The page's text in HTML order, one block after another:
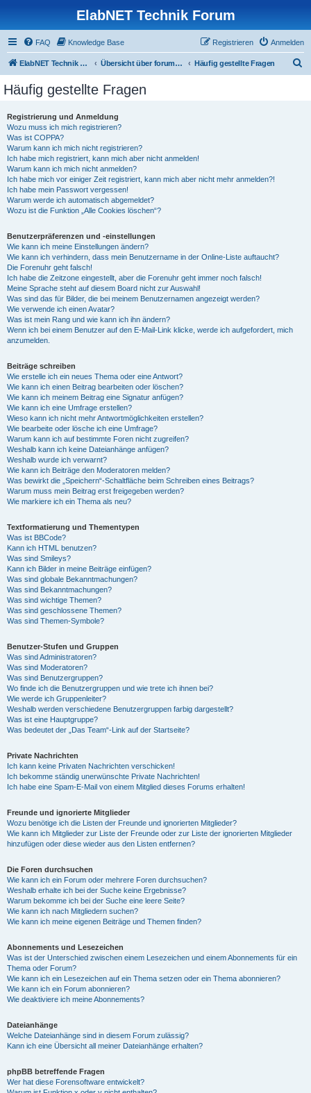
ElabNET Technik Forum
FAQ Knowledge Base Anmelden
Registrieren
ElabNET Technik Forum Übersicht über forum.timberwolf.io Häufig gestellte Fragen
Häufig gestellte Fragen
Registrierung und Anmeldung
Wozu muss ich mich registrieren?
Was ist COPPA?
Warum kann ich mich nicht registrieren?
Ich habe mich registriert, kann mich aber nicht anmelden!
Warum kann ich mich nicht anmelden?
Ich habe mich vor einiger Zeit registriert, kann mich aber nicht mehr anmelden?!
Ich habe mein Passwort vergessen!
Warum werde ich automatisch abgemeldet?
Wozu ist die Funktion „Alle Cookies löschen“?
Benutzerpräferenzen und -einstellungen
Wie kann ich meine Einstellungen ändern?
Wie kann ich verhindern, dass mein Benutzername in der Online-Liste auftaucht?
Die Forenuhr geht falsch!
Ich habe die Zeitzone eingestellt, aber die Forenuhr geht immer noch falsch!
Meine Sprache steht auf diesem Board nicht zur Auswahl!
Was sind das für Bilder, die bei meinem Benutzernamen angezeigt werden?
Wie verwende ich einen Avatar?
Was ist mein Rang und wie kann ich ihn ändern?
Wenn ich bei einem Benutzer auf den E-Mail-Link klicke, werde ich aufgefordert, mich
anzumelden.
Beiträge schreiben
Wie erstelle ich ein neues Thema oder eine Antwort?
Wie kann ich einen Beitrag bearbeiten oder löschen?
Wie kann ich meinem Beitrag eine Signatur anfügen?
Wie kann ich eine Umfrage erstellen?
Wieso kann ich nicht mehr Antwortmöglichkeiten erstellen?
Wie bearbeite oder lösche ich eine Umfrage?
Warum kann ich auf bestimmte Foren nicht zugreifen?
Weshalb kann ich keine Dateianhänge anfügen?
Weshalb wurde ich verwarnt?
Wie kann ich Beiträge den Moderatoren melden?
Was bewirkt die „Speichern“-Schaltfläche beim Schreiben eines Beitrags?
Warum muss mein Beitrag erst freigegeben werden?
Wie markiere ich ein Thema als neu?
Textformatierung und Thementypen
Was ist BBCode?
Kann ich HTML benutzen?
Was sind Smileys?
Kann ich Bilder in meine Beiträge einfügen?
Was sind globale Bekanntmachungen?
Was sind Bekanntmachungen?
Was sind wichtige Themen?
Was sind geschlossene Themen?
Was sind Themen-Symbole?
Benutzer-Stufen und Gruppen
Was sind Administratoren?
Was sind Moderatoren?
Was sind Benutzergruppen?
Wo finde ich die Benutzergruppen und wie trete ich ihnen bei?
Wie werde ich Gruppenleiter?
Weshalb werden verschiedene Benutzergruppen farbig dargestellt?
Was ist eine Hauptgruppe?
Was bedeutet der „Das Team“-Link auf der Startseite?
Private Nachrichten
Ich kann keine Privaten Nachrichten verschicken!
Ich bekomme ständig unerwünschte Private Nachrichten!
Ich habe eine Spam-E-Mail von einem Mitglied dieses Forums erhalten!
Freunde und ignorierte Mitglieder
Wozu benötige ich die Listen der Freunde und ignorierten Mitglieder?
Wie kann ich Mitglieder zur Liste der Freunde oder zur Liste der ignorierten Mitglieder
hinzufügen oder diese wieder aus den Listen entfernen?
Die Foren durchsuchen
Wie kann ich ein Forum oder mehrere Foren durchsuchen?
Weshalb erhalte ich bei der Suche keine Ergebnisse?
Warum bekomme ich bei der Suche eine leere Seite?
Wie kann ich nach Mitgliedern suchen?
Wie kann ich meine eigenen Beiträge und Themen finden?
Abonnements und Lesezeichen
Was ist der Unterschied zwischen einem Lesezeichen und einem Abonnements für ein
Thema oder Forum?
Wie kann ich ein Lesezeichen auf ein Thema setzen oder ein Thema abonnieren?
Wie kann ich ein Forum abonnieren?
Wie deaktiviere ich meine Abonnements?
Dateianhänge
Welche Dateianhänge sind in diesem Forum zulässig?
Kann ich eine Übersicht all meiner Dateianhänge erhalten?
phpBB betreffende Fragen
Wer hat diese Forensoftware entwickelt?